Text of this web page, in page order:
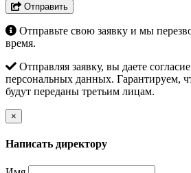
Отправить
Отправьте свою заявку и мы
время.
Отправляя заявку, вы даете
персональных данных. Гарантируем,
будут переданы третьим лицам.
×
Написать директору